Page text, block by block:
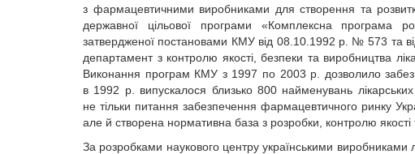
з фармацевтичними виробниками для створення та
державної цільової програми «Комплексна програма
затвердженої постановами КМУ від 08.10.1992 р. № 573
департамент з контролю якості, безпеки та виробництва
Виконання програм КМУ з 1997 по 2003 р. дозволило
в 1992 р. випускалося близько 800 найменувань
не тільки питання забезпечення фармацевтичного ринку
але й створена нормативна база з розробки, контролю якості
За розробками наукового центру українськими виробниками